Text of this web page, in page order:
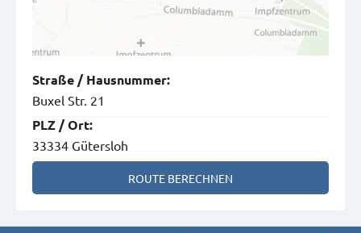
Straße / Hausnummer:
Buxel Str. 21
PLZ /Ort:
33334 Gütersloh
ROUTE BERECHNEN